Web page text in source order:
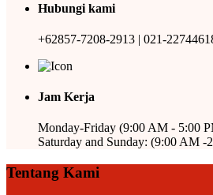
Hubungi kami
+62857-7208-2913 | 021-
Jam Kerja
Monday-Friday (9:00 AM - 5:00
Saturday and Sunday: (9:00 AM -
Tentang Kami